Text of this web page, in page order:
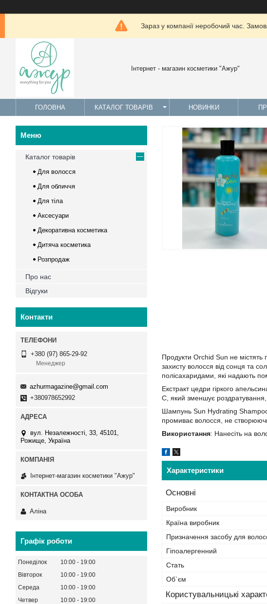
Зараз у компанії неробочий час.
Інтернет - магазин косметики "Ажур"
ГОЛОВНА КАТАЛОГ ТОВАРІВ НОВИНКИ
Продукти Orchid Sun не містять
захисту волосся від сонця та
полісахаридами, які надають
Екстракт цедри гіркого
С, який зменшує роздратування,
Шампунь Sun Hydrating
промиває волосся, не
Використання: Нанесіть на
Характеристики
Основні
Виробник
Країна виробник
Призначення засобу для
Гіпоалергенний
Стать
Об`єм
Користувальницькі
Каталог товарів
Для волосся
Для обличчя
Для тіла
Аксесуари
Декоративна косметика
Дитяча косметика
Розпродаж
Про нас
Відгуки
Контакти
+380 (97) 865-29-92
Менеджер
azhurmagazine@gmail.com
+380978652992
вул. Незалежності, 33, 45101,
Рожище, Україна
Інтернет-магазин косметики "Ажур"
Аліна
Графік роботи
Понеділок 10:00
19:00
Вівторок
10:00
19:00
Середа
10:00
19:00
Четвер
10:00
19:00